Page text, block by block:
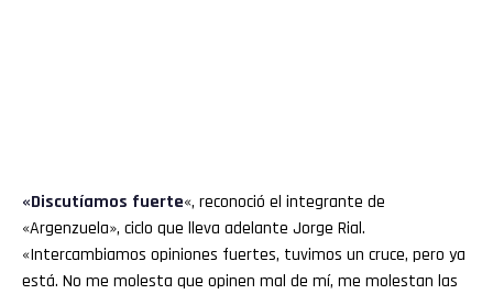
«Discutíamos fuerte«, reconoció el integrante de
«Argenzuela», ciclo que lleva adelante Jorge Rial.
«Intercambiamos opiniones fuertes, tuvimos un cruce, pero ya
está. No me molesta que opinen mal de mí, me molestan las